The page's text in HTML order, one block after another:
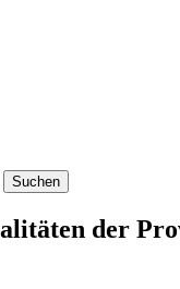
der